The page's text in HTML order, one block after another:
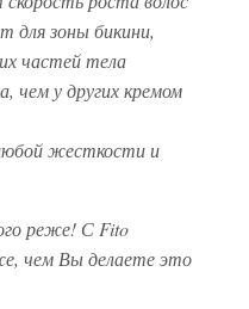
для зоны бикини,
частей тела
чем у других кремом
жесткости и
реже! С Fito
чем Вы делаете это